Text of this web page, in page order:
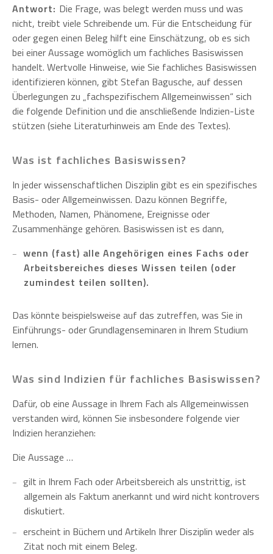
Antwort: Die Frage, was belegt werden muss und was
nicht, treibt viele Schreibende um. Für die Entscheidung für
oder gegen einen Beleg hilft eine Einschätzung, ob es sich
bei einer Aussage womöglich um fachliches Basiswissen
handelt. Wertvolle Hinweise, wie Sie fachliches Basiswissen
identifizieren können, gibt Stefan Bagusche, auf dessen
Überlegungen zu „fachspezifischem Allgemeinwissen“ sich
die folgende Definition und die anschließende Indizien-Liste
stützen (siehe Literaturhinweis am Ende des Textes).
Was ist fachliches Basiswissen?
In jeder wissenschaftlichen Disziplin gibt es ein spezifisches
Basis- oder Allgemeinwissen. Dazu können Begriffe,
Methoden, Namen, Phänomene, Ereignisse oder
Zusammenhänge gehören. Basiswissen ist es dann,
wenn (fast) alle Angehörigen eines Fachs oder
Arbeitsbereiches dieses Wissen teilen (oder
zumindest teilen sollten).
Das könnte beispielsweise auf das zutreffen, was Sie in
Einführungs- oder Grundlagenseminaren in Ihrem Studium
lernen.
Was sind Indizien für fachliches Basiswissen?
Dafür, ob eine Aussage in Ihrem Fach als Allgemeinwissen
verstanden wird, können Sie insbesondere folgende vier
Indizien heranziehen:
Die Aussage …
gilt in Ihrem Fach oder Arbeitsbereich als unstrittig, ist
allgemein als Faktum anerkannt und wird nicht kontrovers
diskutiert.
erscheint in Büchern und Artikeln Ihrer Disziplin weder als
Zitat noch mit einem Beleg.